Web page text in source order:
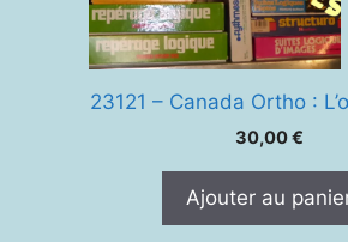
23121 – Canada Ortho :
30,00€
Ajouter au